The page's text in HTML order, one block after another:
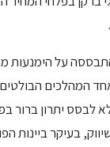
על הימנעות
ומכוון מדף, בכשרות הספציפית,
יתרון ברור
בעיקר ביינות